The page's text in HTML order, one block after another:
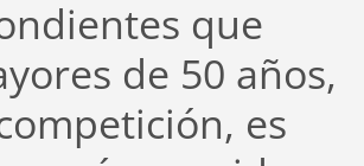
que
de 50 años,
es